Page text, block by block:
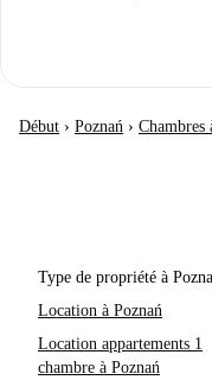
Début › Poznań › Chambres
Type de propriété à
Location à Poznań
Location appartements 1
chambre à Poznań